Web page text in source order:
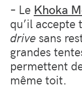
– Le Khoka
qu’il accepte
drive sans
grandes
permettent
même toit.